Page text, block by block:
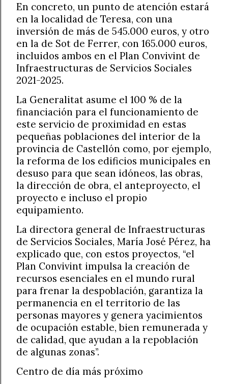
En concreto, un punto de atención estará
en la localidad de Teresa, con una
inversión de más de 545.000 euros, y otro
en la de Sot de Ferrer, con 165.000 euros,
incluidos ambos en el Plan Convivint de
Infraestructuras de Servicios Sociales
2021-2025.
La Generalitat asume el 100 % de la
financiación para el funcionamiento de
este servicio de proximidad en estas
pequeñas poblaciones del interior de la
provincia de Castellón como, por ejemplo,
la reforma de los edificios municipales en
desuso para que sean idóneos, las obras,
la dirección de obra, el anteproyecto, el
proyecto e incluso el propio
equipamiento.
La directora general de Infraestructuras
de Servicios Sociales, María José Pérez, ha
explicado que, con estos proyectos, “el
Plan Convivint impulsa la creación de
recursos esenciales en el mundo rural
para frenar la despoblación, garantiza la
permanencia en el territorio de las
personas mayores y genera yacimientos
de ocupación estable, bien remunerada y
de calidad, que ayudan a la repoblación
de algunas zonas”.
Centro de día más próximo